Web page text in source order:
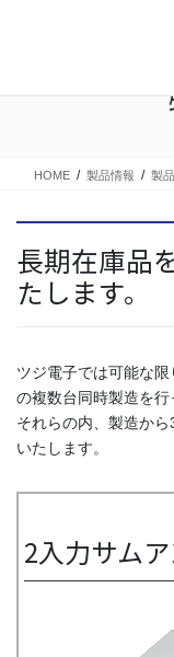
HOME 製品情報 製
長期在庫品
たします。
ツジ電子では可能な
の複数台同時製造を行
それらの内、製造か
いたします。
2入力サム